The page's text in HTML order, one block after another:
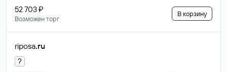
52 703 ₽
Возможен торг
В корзину
riposa.ru
?